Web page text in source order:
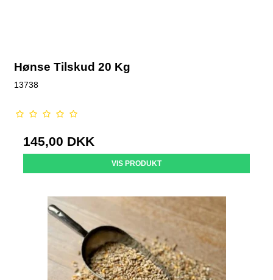
Hønse Tilskud 20 Kg
13738
145,00 DKK
VIS PRODUKT